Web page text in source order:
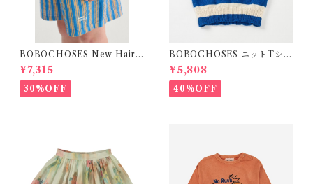
BOBOCHOSES New Hairli
ne denim bermuda shorts /
2-4Y
¥7,315
30%OFF
BOBOCHOSES ニットTシャ
ツ(ボーダー)
¥5,808
40%OFF